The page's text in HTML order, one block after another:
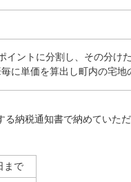
イントに分割し、その分け
に単価を算出し町内の宅地
る納税通知書で納めていただ
まで